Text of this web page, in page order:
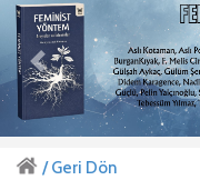
Previous
/ Geri Dön